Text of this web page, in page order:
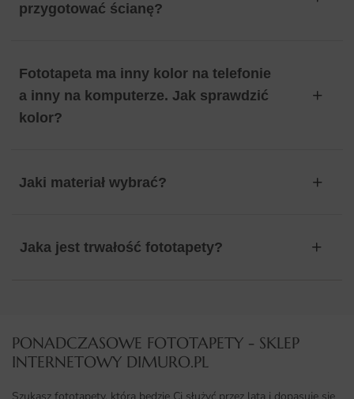
przygotować ścianę?
Fototapeta ma inny kolor na telefonie
a inny na komputerze. Jak sprawdzić
kolor?
Jaki materiał wybrać?
Jaka jest trwałość fototapety?
PONADCZASOWE FOTOTAPETY - SKLEP
INTERNETOWY DIMURO.PL​